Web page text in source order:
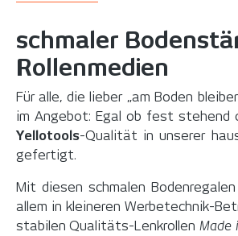
schmaler
Rollenmedien
Für alle, die lieber „am Boden
im Angebot: Egal ob fest stehend
Yellotools-Qualität in unserer
gefertigt.
Mit diesen schmalen
allem in kleineren Werbetechnik-
stabilen Qualitäts-Lenkrollen Made